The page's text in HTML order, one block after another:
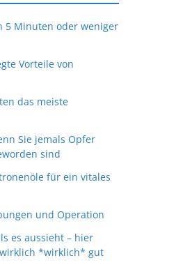
5 Minuten oder weniger
Vorteile von
das meiste
Sie jemals Opfer
sind
für ein vitales
und Operation
es aussieht – hier
*wirklich* gut